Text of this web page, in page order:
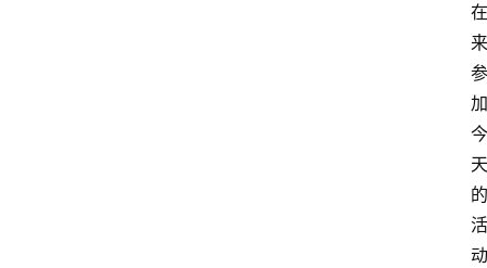
在
来
参
加
今
天
的
活
动